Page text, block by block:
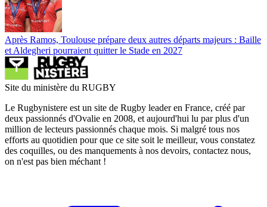
Après Ramos, Toulouse prépare deux autres départs majeurs : Baille
et Aldegheri pourraient quitter le Stade en 2027
Site du ministère du RUGBY
Le Rugbynistere est un site de Rugby leader en France, créé par
deux passionnés d'Ovalie en 2008, et aujourd'hui lu par plus d'un
million de lecteurs passionnés chaque mois. Si malgré tous nos
efforts au quotidien pour que ce site soit le meilleur, vous constatez
des coquilles, ou des manquements à nos devoirs, contactez nous,
on n'est pas bien méchant !